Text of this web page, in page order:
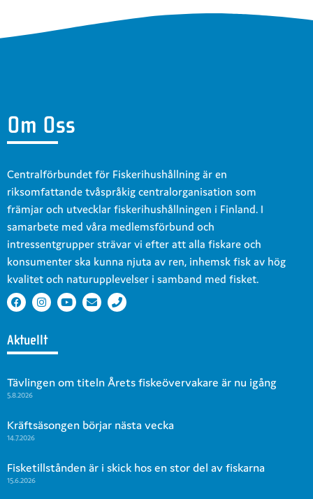
Om Oss
Centralförbundet för Fiskerihushållning är en
riksomfattande tvåspråkig centralorganisation som
främjar och utvecklar fiskerihushållningen i Finland. I
samarbete med våra medlemsförbund och
intressentgrupper strävar vi efter att alla fiskare och
konsumenter ska kunna njuta av ren, inhemsk fisk av hög
kvalitet och naturupplevelser i samband med fisket.
Aktuellt
Tävlingen om titeln Årets fiskeövervakare är nu igång
5.8.2026
Kräftsäsongen börjar nästa vecka
14.7.2026
Fisketillstånden är i skick hos en stor del av fiskarna
15.6.2026